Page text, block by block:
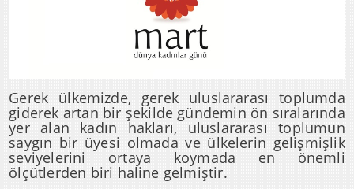
Gerek ülkemizde, gerek uluslararası toplumda
giderek artan bir şekilde gündemin ön sıralarında
yer alan kadın hakları, uluslararası toplumun
saygın bir üyesi olmada ve ülkelerin gelişmişlik
seviyelerini ortaya koymada en önemli
ölçütlerden biri haline gelmiştir.